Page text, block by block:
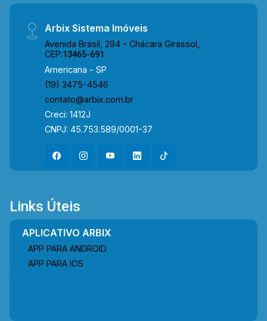
Arbix Sistema Imóveis
Avenida Brasil, 294 - Chácara Girassol,
CEP:13465-691
Americana - SP
(19) 3475-4546
contato@arbix.com.br
Creci: 1412J
CNPJ: 45.753.589/0001-37
Links Úteis
APLICATIVO ARBIX
APP PARA ANDROID
APP PARA IOS